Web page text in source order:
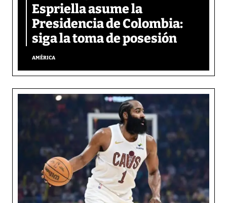
Espriella asume la
Presidencia de Colombia:
siga la toma de posesión
AMÉRICA